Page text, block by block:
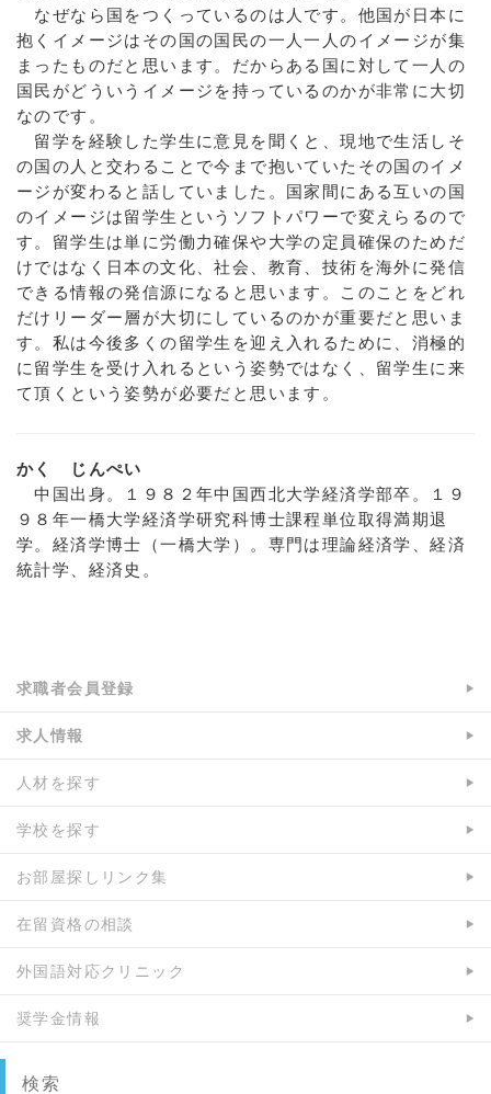
なぜなら国をつくっているのは人です。他国が日本に
抱くイメージはその国の国民の一人一人のイメージが集
まったものだと思います。だからある国に対して一人の
国民がどういうイメージを持っているのかが非常に大切
なのです。
留学を経験した学生に意見を聞くと、現地で生活しそ
の国の人と交わることで今まで抱いていたその国のイメ
ージが変わると話していました。国家間にある互いの国
のイメージは留学生というソフトパワーで変えらるので
す。留学生は単に労働力確保や大学の定員確保のためだ
けではなく日本の文化、社会、教育、技術を海外に発信
できる情報の発信源になると思います。このことをどれ
だけリーダー層が大切にしているのかが重要だと思いま
す。私は今後多くの留学生を迎え入れるために、消極的
に留学生を受け入れるという姿勢ではなく、留学生に来
て頂くという姿勢が必要だと思います。
かく じんぺい
中国出身。１９８２年中国西北大学経済学部卒。１９
９８年一橋大学経済学研究科博士課程単位取得満期退
学。経済学博士（一橋大学）。専門は理論経済学、経済
統計学、経済史。
求職者会員登録
求人情報
人材を探す
学校を探す
お部屋探しリンク集
在留資格の相談
外国語対応クリニック
奨学金情報
検索